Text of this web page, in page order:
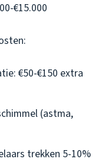
€15.000
€50-€150 extra
(astma,
trekken 5-10%